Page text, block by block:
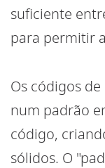
suficiente
para permitir
Os códigos
num padrão
código,
sólidos. O